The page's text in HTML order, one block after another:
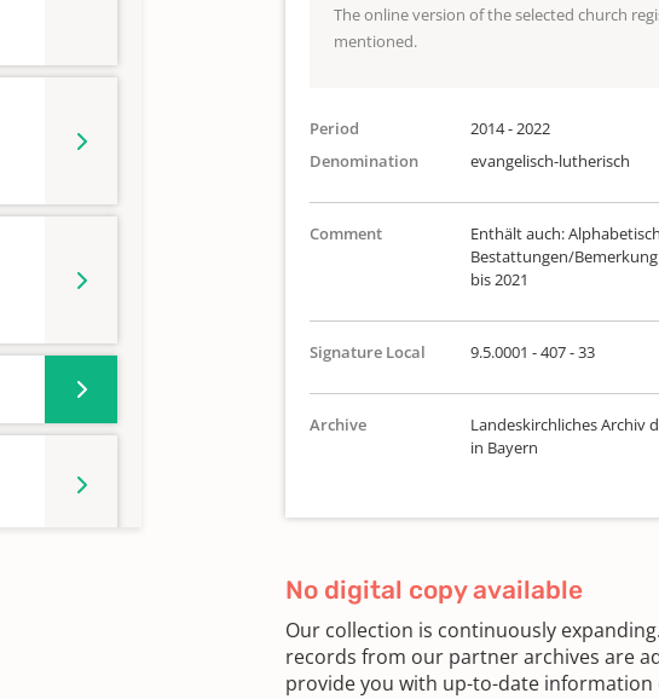
The online version of the selected church
mentioned.
Period
2014 - 2022
Denomination
evangelisch-lutherisch
Comment
Enthält auch:
Bestattungen/
bis 2021
Signature Local 9.5.0001 - 407 - 33
Archive
Landeskirchliches Archiv
in Bayern
No digital copy available
Our collection is continuously
records from our partner archives are
provide you with up-to-date